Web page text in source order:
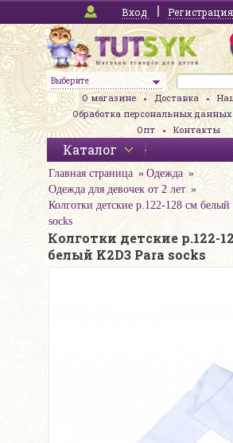
Вход Регистрация
Выберите
О магазине Доставка
Обработка персональных данных
Опт
Контакты
Каталог
Главная страница
Одежда
Одежда для девочек от 2 лет
Колготки детские р.122-128 см
socks
Колготки детские р.122-
белый K2D3 Para socks